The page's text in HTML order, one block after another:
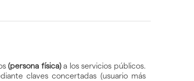
(persona física)a los servicios públicos.
claves concertadas (usuario más